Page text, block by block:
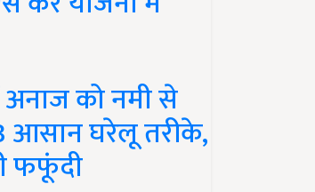
को नमी से
आसान घरेलू तरीके,
फफूंदी